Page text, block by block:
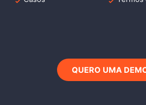
QUERO UMA